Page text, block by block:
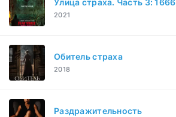
Улица страха. Часть 3: 1666
2021
Обитель страха
2018
Раздражительность